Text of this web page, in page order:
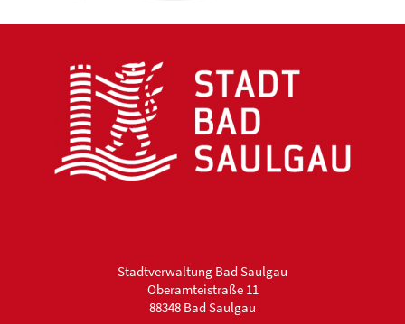
Stadtverwaltung Bad Saulgau
Oberamteistraße 11
88348 Bad Saulgau